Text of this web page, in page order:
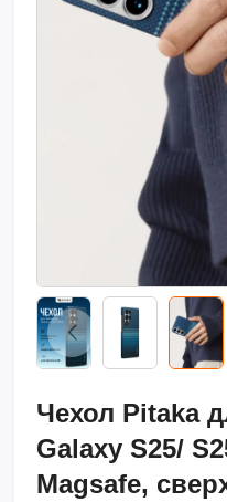
Чехол Pitaka
Galaxy S25/
Magsafe,